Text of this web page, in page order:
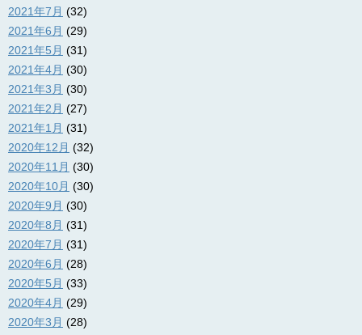
2021年7月 (32)
2021年6月 (29)
2021年5月 (31)
2021年4月 (30)
2021年3月 (30)
2021年2月 (27)
2021年1月 (31)
2020年12月 (32)
2020年11月 (30)
2020年10月 (30)
2020年9月 (30)
2020年8月 (31)
2020年7月 (31)
2020年6月 (28)
2020年5月 (33)
2020年4月 (29)
2020年3月 (28)